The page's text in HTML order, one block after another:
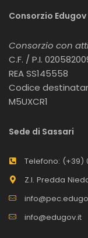
Consorzio Edugov
Consorzio con
C.F. / P.I.
REA SS145558
Codice
M5UXCR1
Sede di Sassari
Telefono: (+39)
Z.I. Predda
info@edugov.it